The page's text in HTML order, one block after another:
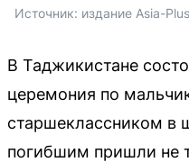
Источник: издание Asia-Plus
В Таджикистане
церемония по
старшеклассником в
погибшим пришли не